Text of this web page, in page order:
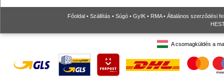
Főoldal • Szállítás • Súgó • GyIK • RMA• Általános szerződési
A csomagküldés a